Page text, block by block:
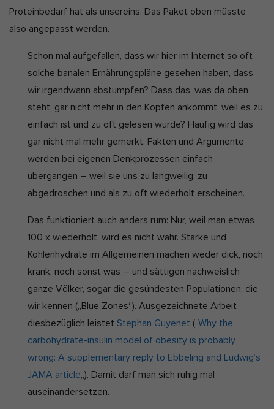
Proteinbedarf hat als unsereins. Das Paket oben müsste
also angepasst werden.
Schon mal aufgefallen, dass wir hier im Internet so oft
solche banalen Ernährungspläne gesehen haben, dass
wir irgendwann abstumpfen? Dass das, was da oben
steht, gar nicht mehr in den Köpfen ankommt, weil es zu
einfach ist und zu oft gelesen wurde? Häufig wird das
gar nicht mal mehr gemerkt. Fakten und Argumente
werden bei eigenen Denkprozessen einfach
übergangen – weil sie uns zu langweilig, zu
abgedroschen und als zu oft wiederholt erscheinen.
Das funktioniert auch anders rum: Nur, weil man etwas
100 x wiederholt, wird es nicht wahr. Stärke und
Kohlenhydrate im Allgemeinen machen weder dick, noch
krank, noch sonst was – und sättigen nachweislich
ganze Völker, sogar die gesündesten Populationen, die
wir kennen („Blue Zones“). Ausgezeichnete Arbeit
diesbezüglich leistet Stephan Guyenet („ Why the
carbohydrate-insulin model of obesity is probably
wrong: A supplementary reply to Ebbeling and Ludwig’s
JAMA article „). Damit darf man sich ruhig mal
auseinandersetzen.